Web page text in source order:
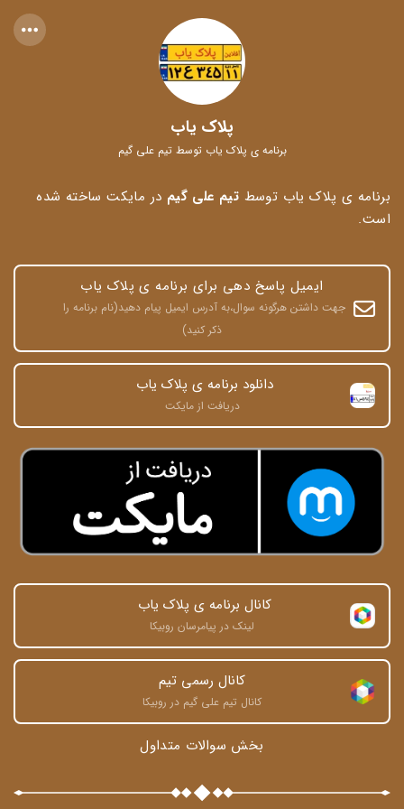
پلاک یاب
برنامه ی پلاک یاب توسط تیم علی گیم
برنامه ی پلاک یاب توسط تیم علی گیم در مایکت ساخته شده
است.
ایمیل پاسخ دهی برای برنامه ی پلاک یاب
ذکر کنید)
دانلود برنامه ی پلاک یاب
دریافت از مایکت
کانال برنامه ی پلاک یاب
لینک در پیامرسان روبیکا
کانال رسمی تیم
کانال تیم علی گیم در روبیکا
بخش سوالات متداول